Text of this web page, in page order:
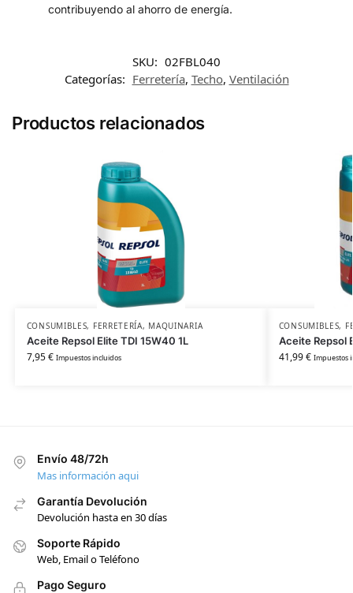
contribuyendo al ahorro de energía.
SKU: 02FBL040
Categorías: Ferretería, Techo, Ventilación
Productos relacionados
CONSUMIBLES, FERRETERÍA, MAQUINARIA
Aceite Repsol Elite TDI 15W40 1L
7,95€ Impuestos incluidos
CONSUMIBLES,
Aceite Repsol
41,99€ Impuestos
Envío 48/72h
Mas información aqui
Garantía Devolución
Devolución hasta en 30 días
Soporte Rápido
Web, Email o Teléfono
Pago Seguro